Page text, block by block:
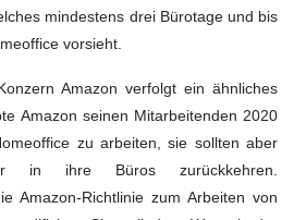
mindestens drei Bürotage und bis
vorsieht.
Amazon verfolgt ein ähnliches
Amazon seinen Mitarbeitenden 2020
zu arbeiten, sie sollten aber
in ihre Büros zurückkehren.
Amazon-Richtlinie zum Arbeiten von